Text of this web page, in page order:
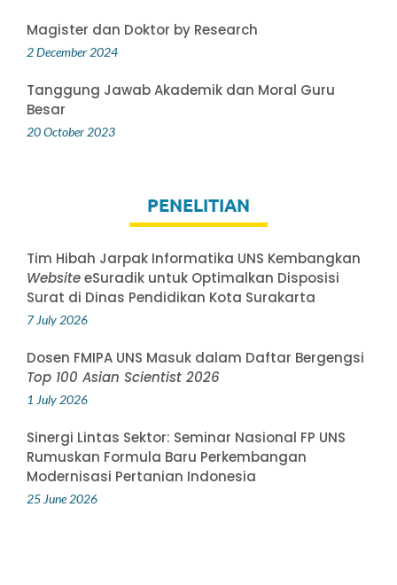
Magister dan Doktor by Research
2 December 2024
Tanggung Jawab Akademik dan Moral Guru
Besar
20 October 2023
PENELITIAN
Tim Hibah Jarpak Informatika UNS Kembangkan
WebsiteeSuradik untuk Optimalkan Disposisi
Surat di Dinas Pendidikan Kota Surakarta
7 July 2026
Dosen FMIPA UNS Masuk dalam Daftar Bergengsi
Top 100 Asian Scientist 2026
1 July 2026
Sinergi Lintas Sektor: Seminar Nasional FP UNS
Rumuskan Formula Baru Perkembangan
Modernisasi Pertanian Indonesia
25 June 2026